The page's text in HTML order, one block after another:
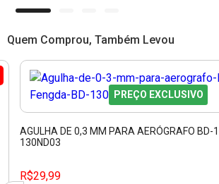
Quem Comprou, Também Levou
PREÇO EXCLUSIVO
AGULHA DE 0,3 MM PARA AERÓGRAFO BD-
130ND03
R$29,99